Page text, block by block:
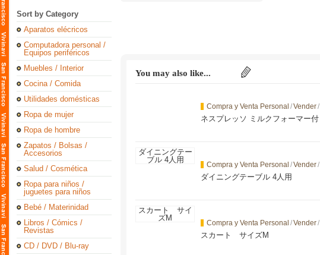
Sort by Category
Aparatos elécricos
Computadora personal /
Equipos periféricos
Muebles / Interior
Cocina / Comida
Utilidades domésticas
Ropa de mujer
Ropa de hombre
Zapatos / Bolsas /
Accesorios
Salud / Cosmética
Ropa para niños /
juguetes para niños
Bebé / Materinidad
Libros / Cómics /
Revistas
CD / DVD / Blu-ray
You may also like...
Compra y Venta Personal /Vender/
ネスプレッソ ミルクフォーマー付
Compra y Venta Personal /Vender/
ダイニングテーブル 4人用
Compra y Venta Personal /Vender/
スカート サイズM